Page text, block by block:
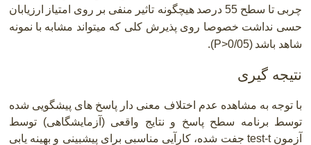
چربی تا سطح 55 درصد
هیچگونه تاثیر منفی بر روی امتیاز
ارزیابان
حسی نداشت خصوصا روی پذیرش کلی که میتواند مشابه با نمونه
شاهد باشد P>0/05)
).
نتیجه گیری
با توجه به مشاهده عدم اختلاف معنی دار پاسخ های پیشگویی شده
توسط برنامه سطح پاسخ و نتایج واقعی (آزمایشگاهی) توسط
آزمون test-t جفت شده، کارآیی مناسبی برای پیشبینی و بهینه یابی